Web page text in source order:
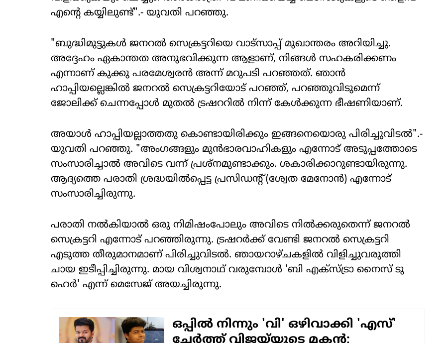
എന്റെ കയ്യിലുണ്ട്".- യുവതി പറഞ്ഞു.
"ബുദ്ധിമുട്ടുകൾ ജനറൽ സെക്രട്ടറിയെ വാട്‌സാപ്പ് മുഖാന്തരം അറിയിച്ചു.
അദ്ദേഹം ഏകാന്തത അനുഭവിക്കുന്ന ആളാണ്, നിങ്ങൾ സഹകരിക്കണം
എന്നാണ് കുക്കു പരമേശ്വരൻ അന്ന് മറുപടി പറഞ്ഞത്. ഞാൻ
ഹാപ്പിയല്ലെങ്കിൽ ജനറൽ സെക്രട്ടറിയോട് പറഞ്ഞ്, പറഞ്ഞുവിടുമെന്ന്
ജോലിക്ക് ചെന്നപ്പോൾ മുതൽ ട്രഷററിൽ നിന്ന് കേൾക്കുന്ന ഭീഷണിയാണ്.
അയാൾ ഹാപ്പിയല്ലാത്തതു കൊണ്ടായിരിക്കും ഇങ്ങനെയൊരു പിരിച്ചുവിടൽ".-
യുവതി പറഞ്ഞു. "അംഗങ്ങളും മുൻഭാരവാഹികളും എന്നോട് അടുപ്പത്തോടെ
സംസാരിച്ചാൽ അവിടെ വന്ന് പ്രശ്‌നമുണ്ടാക്കും. ശകാരിക്കാറുണ്ടായിരുന്നു.
ആദ്യത്തെ പരാതി ശ്രദ്ധയിൽപ്പെട്ട പ്രസിഡന്റ് (ശ്വേത മേനോൻ) എന്നോട്
സംസാരിച്ചിരുന്നു.
പരാതി നൽകിയാൽ ഒരു നിമിഷംപോലും അവിടെ നിൽക്കരുതെന്ന് ജനറൽ
സെക്രട്ടറി എന്നോട് പറഞ്ഞിരുന്നു. ട്രഷറർക്ക് വേണ്ടി ജനറൽ സെക്രട്ടറി
എടുത്ത തീരുമാനമാണ് പിരിച്ചുവിടൽ. ഞായറാഴ്ചകളിൽ വിളിച്ചുവരുത്തി
ചായ ഇടീപ്പിച്ചിരുന്നു. മായ വിശ്വനാഥ് വരുമ്പോൾ 'ബി എക്‌സ്ട്രാ നൈസ് ടു
ഹെർ' എന്ന് മെസേജ് അയച്ചിരുന്നു.
ഒപ്പില്‍ നിന്നും 'വി' ഒഴിവാക്കി 'എസ്'
ചേര്‍ത്ത് വിജയ്‌യുടെ മകന്‍;